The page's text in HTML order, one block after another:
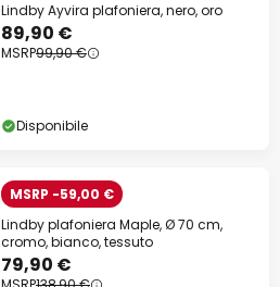
Lindby Ayvira plafoniera, nero, oro
89,90 €
MSRP99,90 €
Disponibile
MSRP -59,00 €
Lindby plafoniera Maple, Ø 70 cm,
cromo, bianco, tessuto
79,90 €